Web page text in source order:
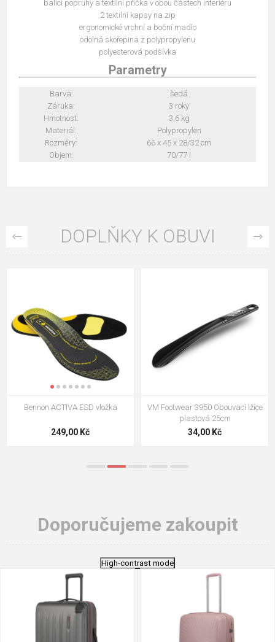
balicí popruhy a textilní příčka v obou částech interiéru
2 textilní kapsy na zip
ergonomické vrchní a boční madlo
odolná skořepina z polypropylenu
polyesterová podšívka
Parametry
Barva:
šedá
Záruka:
3 roky
Hmotnost:
3,6 kg
Materiál:
Polypropylen
Rozměry:
66 x 45 x 28/32 cm
Objem:
70/77 l
DOPLŇKY K OBUVI
VM Footwear 3009 Vkládací stélka
124,00 Kč
VM Footwear 3102 Tkaničky
ploché
18,70 Kč
Doporučujeme zakoupit
High-contrast mode